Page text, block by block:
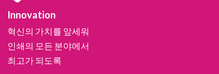
Innovation
혁신의 가치를 앞세워
인쇄의 모든 분야에서
최고가 되도록